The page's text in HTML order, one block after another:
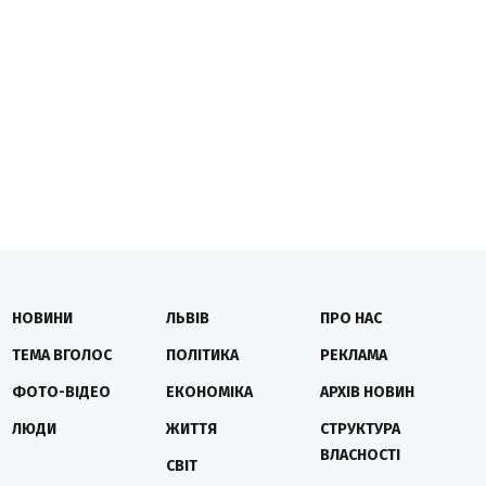
НОВИНИ
ТЕМА ВГОЛОС
ФОТО-ВІДЕО
ЛЮДИ
ЛЬВІВ
ПОЛІТИКА
ЕКОНОМІКА
ЖИТТЯ
СВІТ
ПРО НАС
РЕКЛАМА
АРХІВ НОВИН
СТРУКТУРА
ВЛАСНОСТІ